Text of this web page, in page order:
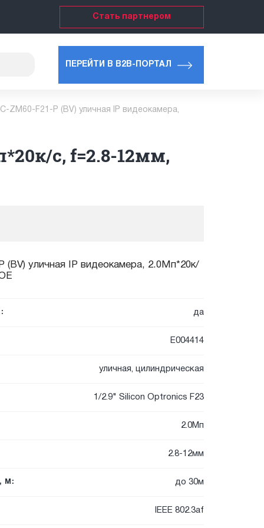
Стать партнером
ПЕРЕЙТИ В B2B-ПОРТАЛ
ZM60-F21-P (BV) уличная IP видеокамера,
с, f=2.8-12мм,
(BV) уличная IP видеокамера, 2.0Мп*20к/
да
E004414
уличная, цилиндрическая
1/2.9" Silicon Optronics F23
2.0Мп
2.8-12мм
М: до 30м
IEEE 802.3af